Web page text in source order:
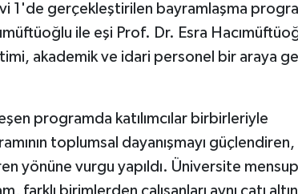
1'de gerçekleştirilen bayramlaşma
ile eşi Prof. Dr. Esra
akademik ve idari personel bir araya
programda katılımcılar birbirleriyle
toplumsal dayanışmayı
yönüne vurgu yapıldı. Üniversite